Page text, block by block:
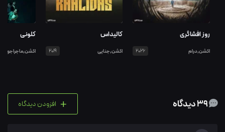
روز افشاگری
اکشن,درام 2026
کالیداس
اکشن,جنایی 2019
کلونی
اکشن,ماجراجویی
+ افزودن دیدگاه